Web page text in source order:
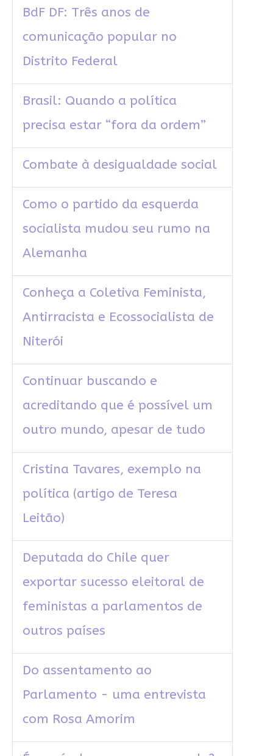
BdF DF: Três anos de
comunicação popular no
Distrito Federal
Brasil: Quando a política
precisa estar “fora da ordem”
Combate à desigualdade social
Como o partido da esquerda
socialista mudou seu rumo na
Alemanha
Conheça a Coletiva Feminista,
Antirracista e Ecossocialista de
Niterói
Continuar buscando e
acreditando que é possível um
outro mundo, apesar de tudo
Cristina Tavares, exemplo na
política (artigo de Teresa
Leitão)
Deputada do Chile quer
exportar sucesso eleitoral de
feministas a parlamentos de
outros países
Do assentamento ao
Parlamento - uma entrevista
com Rosa Amorim